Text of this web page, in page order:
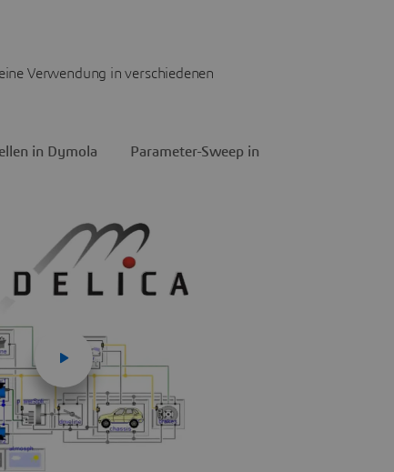
Verwendung in verschiedenen
in Dymola Parameter-Sweep in Dymola